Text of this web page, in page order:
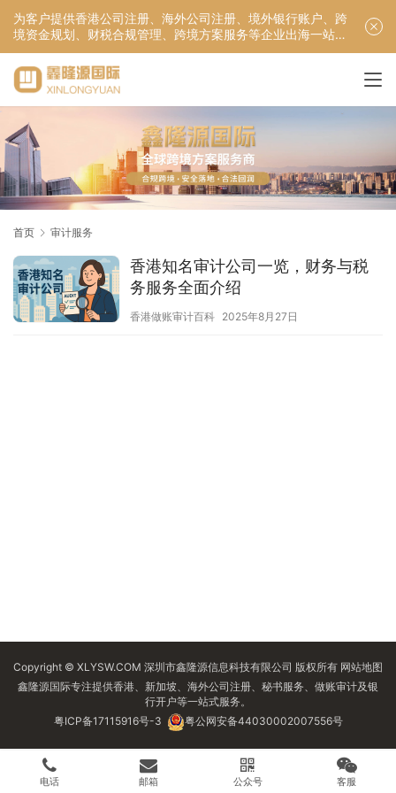
为客户提供香港公司注册、海外公司注册、境外银行账户、跨
境资金规划、财税合规管理、跨境方案服务等企业出海一站式
服务！
首页 审计服务
香港知名审计公司一览，财务与税
务服务全面介绍
香港做账审计百科 2025年8月27日
Copyright © XLYSW.COM 深圳市鑫隆源信息科技有限公司 版权所有 网站地图
鑫隆源国际专注提供香港、新加坡、海外公司注册、秘书服务、做账审计及银
行开户等一站式服务。
粤ICP备17115916号-3
粤公网安备44030002007556号
电话 邮箱 公众号 客服